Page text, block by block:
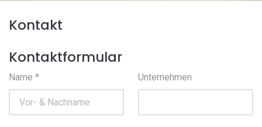
Kontakt
Kontaktformular
Name * Unternehmen